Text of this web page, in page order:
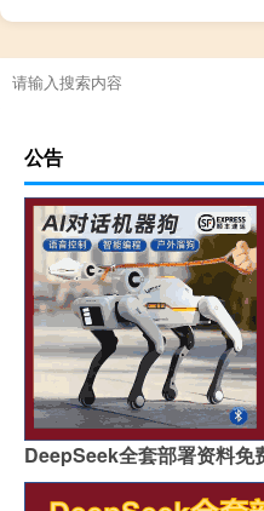
公告
DeepSeek全套部署资料免